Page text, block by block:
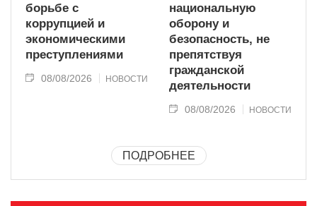
борьбе с
коррупцией и
экономическими
преступлениями
08/08/2026 НОВОСТИ
национальную
оборону и
безопасность, не
препятствуя
гражданской
деятельности
08/08/2026 НОВОСТИ
ПОДРОБНЕЕ